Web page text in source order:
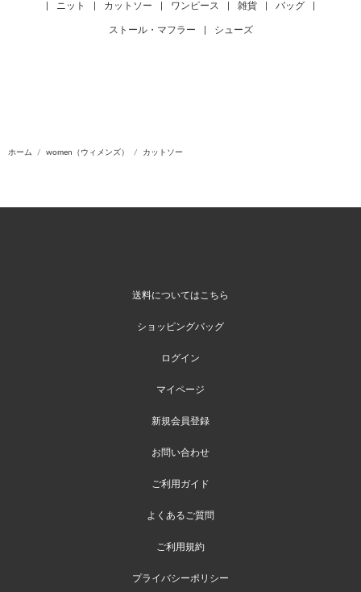
ニット カットソー ワンピース 雑貨 バッグ
ストール・マフラー シューズ
ホーム women（ウィメンズ） カットソー
送料についてはこちら
ショッピングバッグ
ログイン
マイページ
新規会員登録
お問い合わせ
ご利用ガイド
よくあるご質問
ご利用規約
プライバシーポリシー